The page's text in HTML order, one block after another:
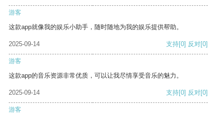
游客
这款app就像我的娱乐小助手，随时随地为我的娱乐提供帮助。
2025-09-14 支持[0] 反对[0]
游客
这款app的音乐资源非常优质，可以让我尽情享受音乐的魅力。
2025-09-14 支持[0] 反对[0]
游客